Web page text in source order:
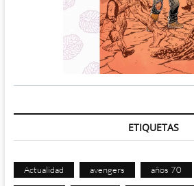
ETIQUETAS
Actualidad avengers años 70